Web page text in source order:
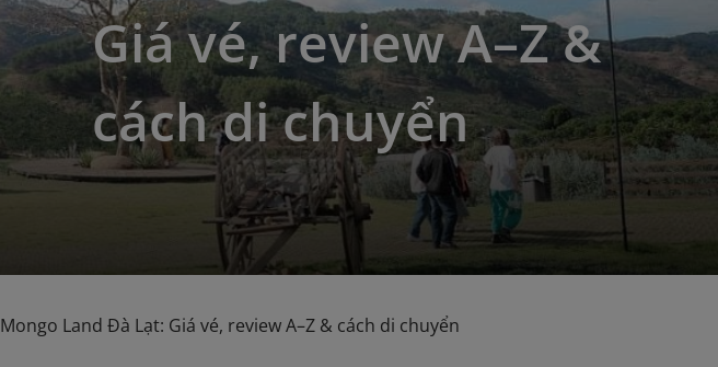
Giá vé, review A–Z &
cách di chuyển
Mongo Land Đà Lạt: Giá vé, review A–Z & cách di chuyển